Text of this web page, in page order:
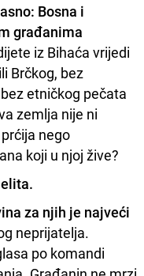
Bosna i
građanima
iz Bihaća vrijedi
Brčkog, bez
etničkog pečata
zemlja nije ni
nego
koji u njoj žive?
za njih je najveći
neprijatelja.
po komandi